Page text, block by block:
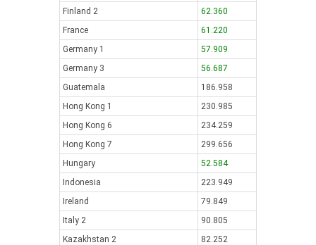
Finland 2
62.360
France
61.220
Germany 1
57.909
Germany 3
56.687
Guatemala
186.958
Hong Kong 1
230.985
Hong Kong 6
234.259
Hong Kong 7
299.656
Hungary
52.584
Indonesia
223.949
Ireland
79.849
Italy 2
90.805
Kazakhstan 2
82.252